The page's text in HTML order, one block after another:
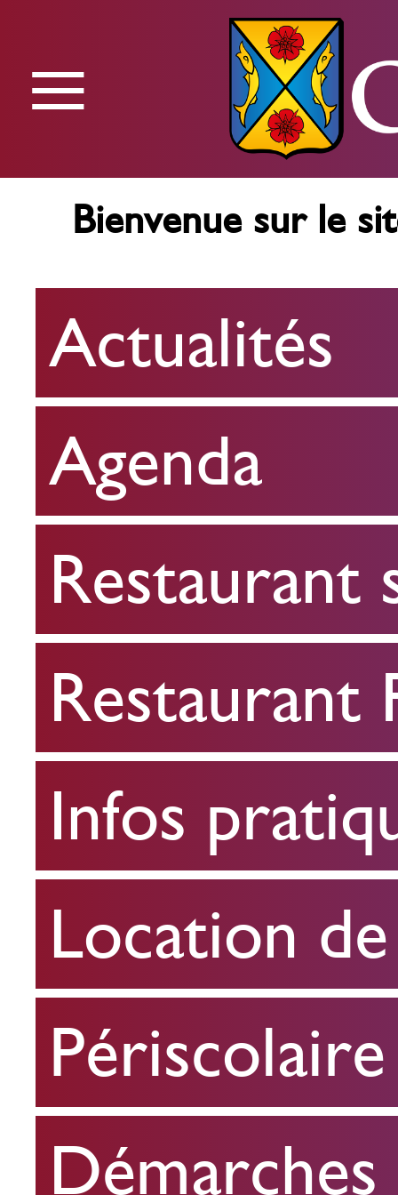
Menu
Actualités
Agenda
Restaurant
scolaire
Restaurant
FPA
Infos
pratiques
Location
de
salle
Périscolaire
≡
Bienvenue sur le
Actualités
Agenda
Restaurant
Restaurant
Infos
Location
Périscolaire